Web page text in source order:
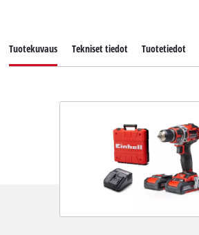
Tuotekuvaus Tekniset tiedot Tuotetiedot